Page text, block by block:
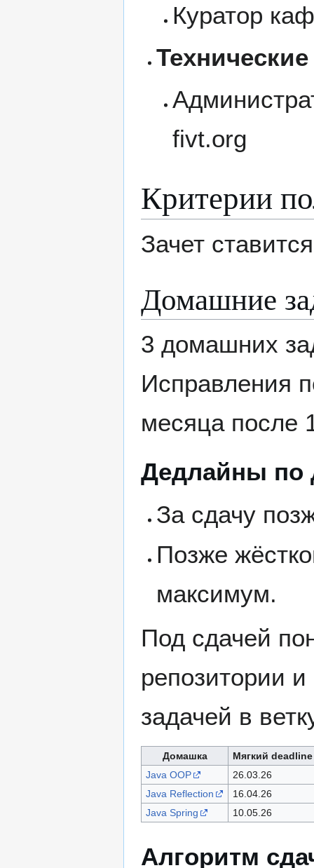
Куратор
fivt.org
Критерии
Зачет
Домашние
3 домашних
Исправления
месяца после
Дедлайны по
За сдачу
Позже
максимум.
Под сдачей
репозитории
задачей в
Домашка
Мягкий deadline
Java OOP
26.03.26
Java Reflection
16.04.26
Java Spring
10.05.26
Алгоритм